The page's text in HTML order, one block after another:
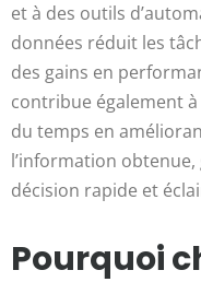
et à des outils
données réduit les
des gains en
contribue également
du temps en
l’information
décision rapide et
Pourquoi